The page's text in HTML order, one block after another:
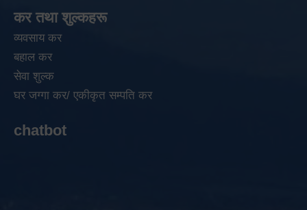
कर तथा शुल्कहरू
व्यवसाय कर
बहाल कर
सेवा शुल्क
घर जग्गा कर/ एकीकृत सम्पति कर
chatbot